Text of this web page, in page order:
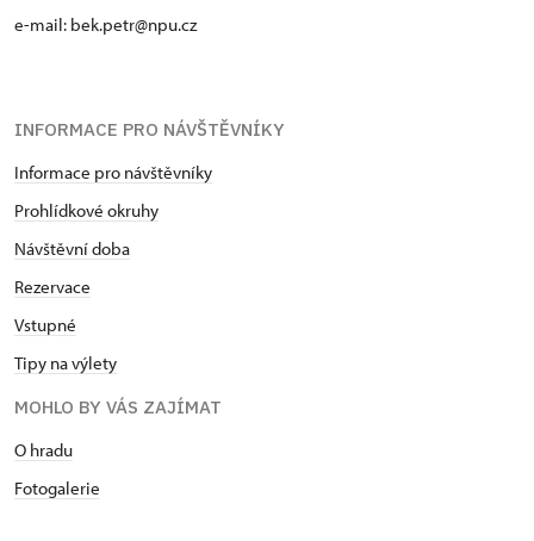
e-mail: bek.petr@npu.cz
INFORMACE PRO NÁVŠTĚVNÍKY
Informace pro návštěvníky
Prohlídkové okruhy
Návštěvní doba
Rezervace
Vstupné
Tipy na výlety
MOHLO BY VÁS ZAJÍMAT
O hradu
Fotogalerie